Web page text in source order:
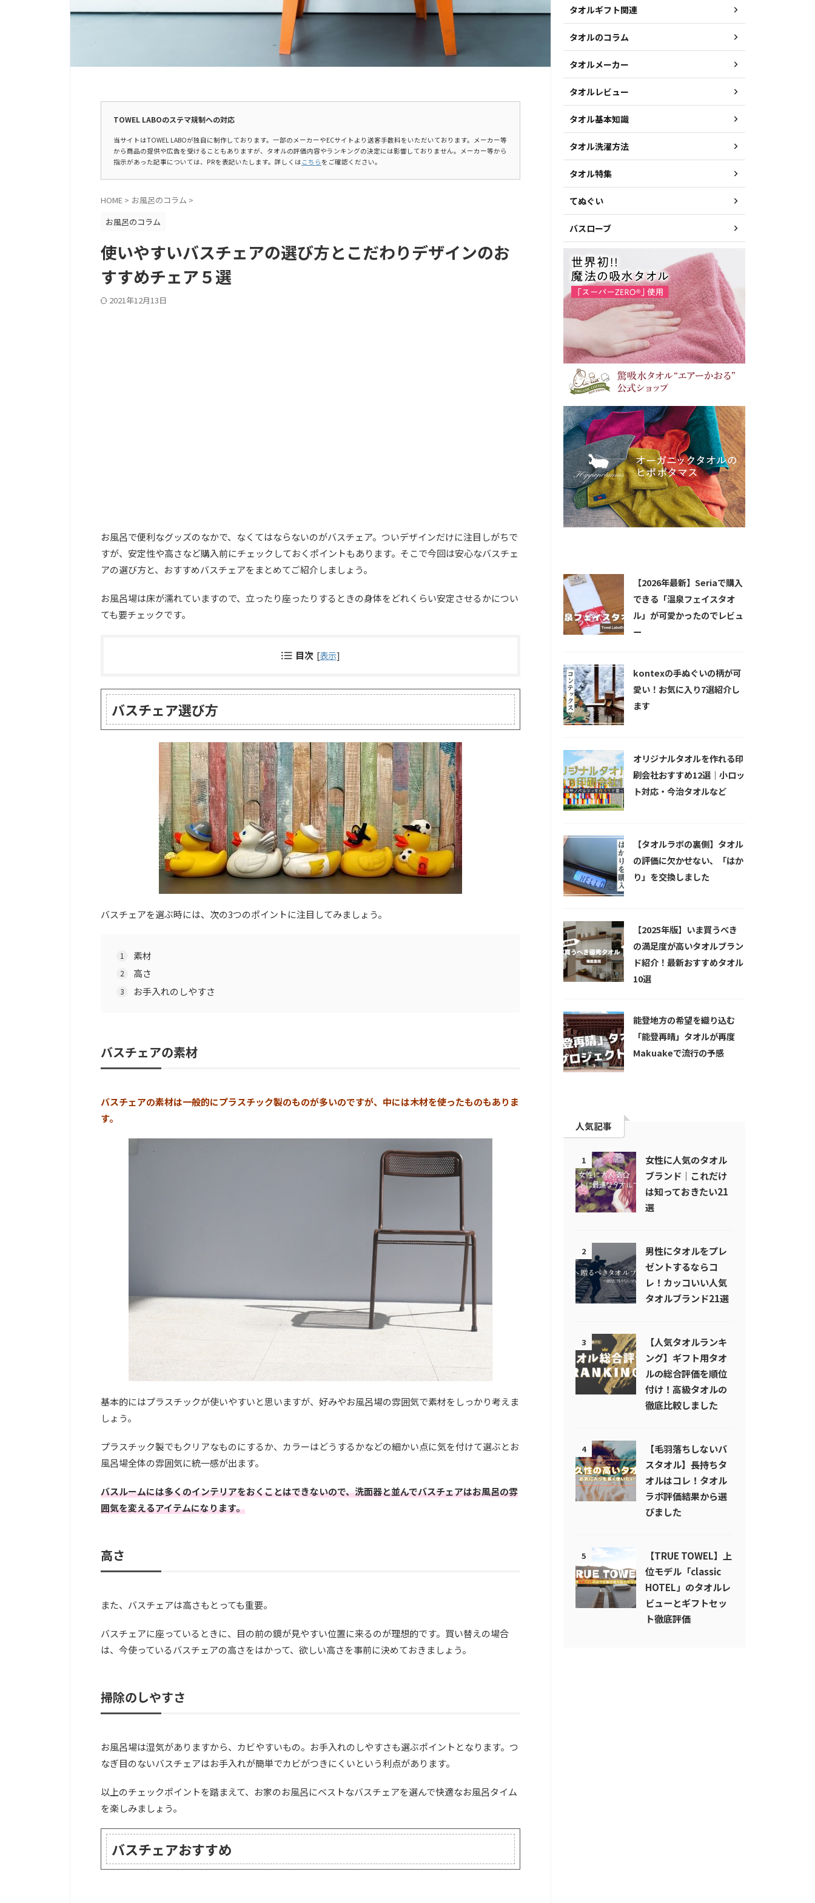
TOWEL LABOのステマ規制への対応
当サイトはTOWEL LABOが独自に制作しております。一部のメーカーやECサイトより送客手数料をいただいております。メーカー等
から商品の提供や広告を受けることもありますが、タオルの評価内容やランキングの決定には影響しておりません。メーカー等から
指示があった記事については、PRを表記いたします。詳しくは こちら をご確認ください。
HOME > お風呂のコラム >
お風呂のコラム
使いやすいバスチェアの選び方とこだわりデザインのお
すすめチェア５選
2021年12月13日
お風呂で便利なグッズのなかで、なくてはならないのがバスチェア。ついデザインだけに注目しがちで
すが、安定性や高さなど購入前にチェックしておくポイントもあります。そこで今回は安心なバスチェ
アの選び方と、おすすめバスチェアをまとめてご紹介しましょう。
お風呂場は床が濡れていますので、立ったり座ったりするときの身体をどれくらい安定させるかについ
ても要チェックです。
目次 [表示]
バスチェア選び方
バスチェアを選ぶ時には、次の3つのポイントに注目してみましょう。
素材
高さ
お手入れのしやすさ
バスチェアの素材
バスチェアの素材は一般的にプラスチック製のものが多いのですが、中には木材を使ったものもありま
す。
基本的にはプラスチックが使いやすいと思いますが、好みやお風呂場の雰囲気で素材をしっかり考えま
しょう。
プラスチック製でもクリアなものにするか、カラーはどうするかなどの細かい点に気を付けて選ぶとお
風呂場全体の雰囲気に統一感が出ます。
バスルームには多くのインテリアをおくことはできないので、洗面器と並んでバスチェアはお風呂の雰
囲気を変えるアイテムになります。
高さ
また、バスチェアは高さもとっても重要。
バスチェアに座っているときに、目の前の鏡が見やすい位置に来るのが理想的です。買い替えの場合
は、今使っているバスチェアの高さをはかって、欲しい高さを事前に決めておきましょう。
掃除のしやすさ
お風呂場は湿気がありますから、カビやすいもの。お手入れのしやすさも選ぶポイントとなります。つ
なぎ目のないバスチェアはお手入れが簡単でカビがつきにくいという利点があります。
以上のチェックポイントを踏まえて、お家のお風呂にベストなバスチェアを選んで快適なお風呂タイム
を楽しみましょう。
バスチェアおすすめ
タオルギフト関連
タオルのコラム
タオルメーカー
タオルレビュー
タオル基本知識
タオル洗濯方法
タオル特集
てぬぐい
バスローブ
【2026年最新】Seriaで購入
できる「温泉フェイスタオ
ル」が可愛かったのでレビュ
ー
kontexの手ぬぐいの柄が可
愛い！お気に入り7選紹介し
ます
オリジナルタオルを作れる印
刷会社おすすめ12選｜小ロッ
ト対応・今治タオルなど
【タオルラボの裏側】タオル
の評価に欠かせない、「はか
り」を交換しました
【2025年版】いま買うべき
の満足度が高いタオルブラン
ド紹介！最新おすすめタオル
10選
能登地方の希望を織り込む
「能登再晴」タオルが再度
Makuakeで流行の予感
人気記事
1
女性に人気のタオル
ブランド｜これだけ
は知っておきたい21
選
2
男性にタオルをプレ
ゼントするならコ
レ！カッコいい人気
タオルブランド21選
3
【人気タオルランキ
ング】ギフト用タオ
ルの総合評価を順位
付け！高級タオルの
徹底比較しました
4
【毛羽落ちしないバ
スタオル】長持ちタ
オルはコレ！タオル
ラボ評価結果から選
びました
5
【TRUE TOWEL】上
位モデル「classic
HOTEL」のタオルレ
ビューとギフトセッ
ト徹底評価